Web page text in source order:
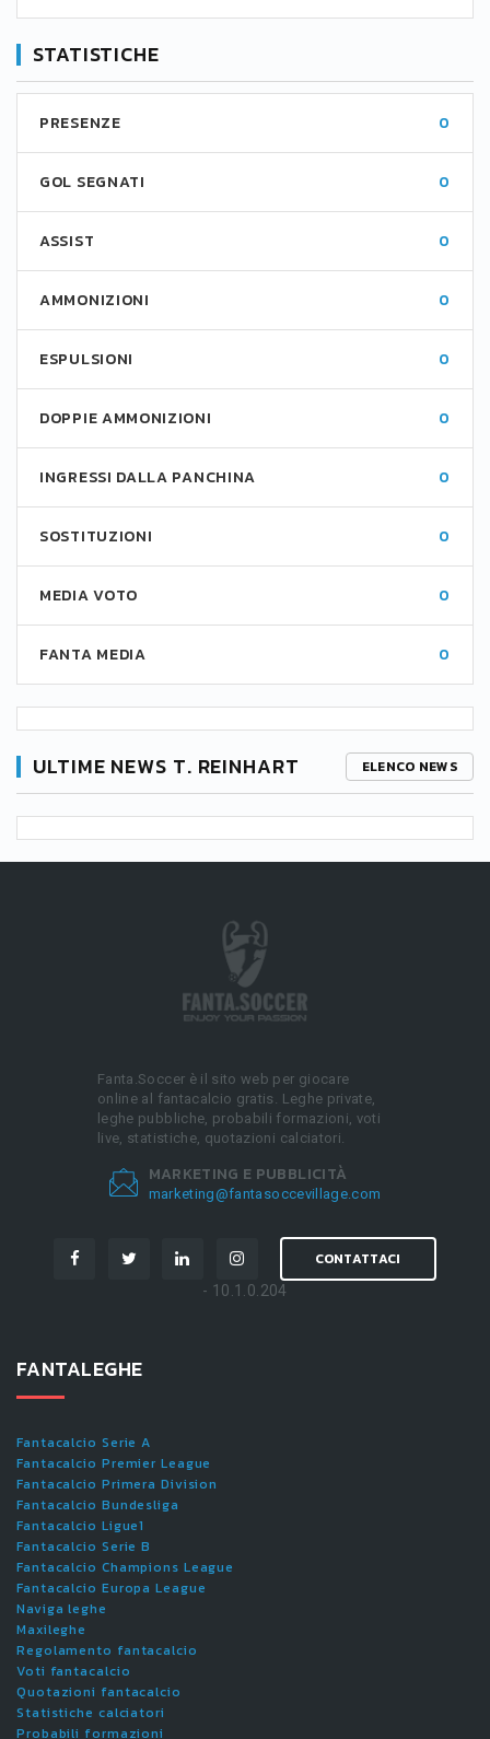
STATISTICHE
PRESENZE 0
GOL SEGNATI 0
ASSIST 0
AMMONIZIONI 0
ESPULSIONI 0
DOPPIE AMMONIZIONI 0
INGRESSI DALLA PANCHINA 0
SOSTITUZIONI 0
MEDIA VOTO 0
FANTA MEDIA 0
ULTIME NEWS T. REINHART ELENCO NEWS
Fanta.Soccer è il sito web per giocare
online al fantacalcio gratis. Leghe private,
leghe pubbliche, probabili formazioni, voti
live, statistiche, quotazioni calciatori.
MARKETING E PUBBLICITÀ
marketing@fantasoccevillage.com
CONTATTACI
- 10.1.0.204
FANTALEGHE
Fantacalcio Serie A
Fantacalcio Premier League
Fantacalcio Primera Division
Fantacalcio Bundesliga
Fantacalcio Ligue1
Fantacalcio Serie B
Fantacalcio Champions League
Fantacalcio Europa League
Naviga leghe
Maxileghe
Regolamento fantacalcio
Voti fantacalcio
Quotazioni fantacalcio
Statistiche calciatori
Probabili formazioni